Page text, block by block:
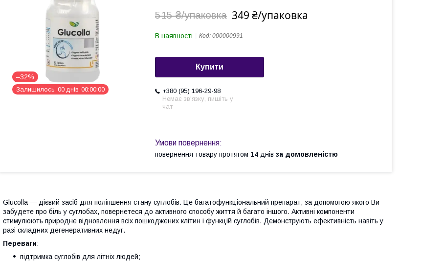
–32%
Залишилось 00 днів 00 00 00
515 ₴/упаковка 349 ₴/упаковка
В наявності Код: 000000991
Купити
+380 (95) 196-29-98
Немає зв'язку, пишіть у
чат
повернення товару протягом 14 днів за домовленістю
Glucolla — дієвий засіб для поліпшення стану суглобів. Це багатофункціональний препарат, за допомогою якого Ви
забудете про біль у суглобах, повернетеся до активного способу життя й багато іншого. Активні компоненти
стимулюють природне відновлення всіх пошкоджених клітин і функцій суглобів. Демонструють ефективність навіть у
разі складних дегенеративних недуг.
Переваги:
підтримка суглобів для літніх людей;